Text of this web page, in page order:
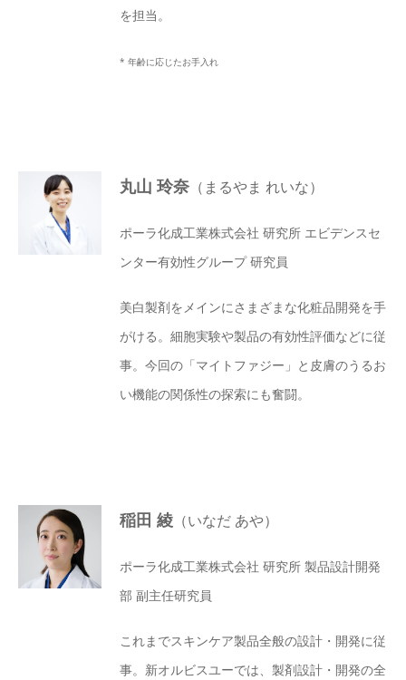
を担当。
* 年齢に応じたお手入れ
丸山 玲奈 （まるやま れいな）
ポーラ化成工業株式会社 研究所 エビデンスセ
ンター有効性グループ 研究員
美白製剤をメインにさまざまな化粧品開発を手
がける。細胞実験や製品の有効性評価などに従
事。今回の「マイトファジー」と皮膚のうるお
い機能の関係性の探索にも奮闘。
稲田 綾 （いなだ あや）
ポーラ化成工業株式会社 研究所 製品設計開発
部 副主任研究員
これまでスキンケア製品全般の設計・開発に従
事。新オルビスユーでは、製剤設計・開発の全